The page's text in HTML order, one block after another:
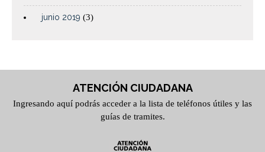
junio 2019 (3)
ATENCIÓN CIUDADANA
Ingresando aquí podrás acceder a la lista de teléfonos útiles y las
guías de tramites.